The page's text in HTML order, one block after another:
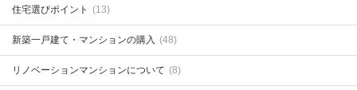
住宅選びポイント (13)
新築一戸建て・マンションの購入 (48)
リノベーションマンションについて (8)